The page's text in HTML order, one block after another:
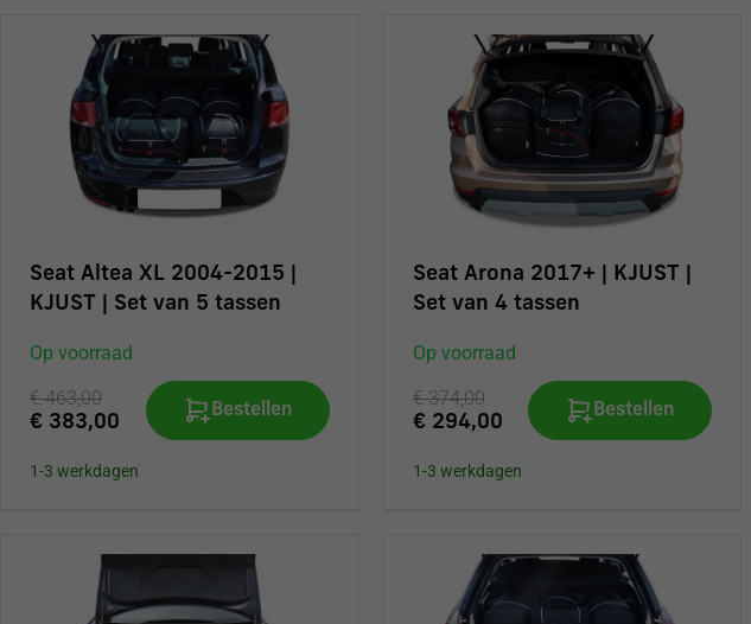
Seat Altea XL 2004-2015 |
KJUST | Set van 5 tassen
Op voorraad
€ 463,00
€ 383,00
Bestellen
1-3 werkdagen
Seat Arona 2017+ | KJUST |
Set van 4 tassen
Op voorraad
€ 374,00
€ 294,00
Bestellen
1-3 werkdagen